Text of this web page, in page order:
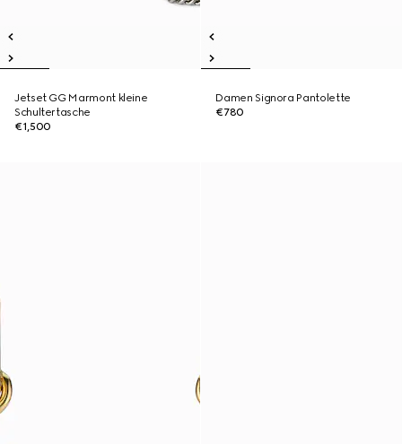
Jetset GG Marmont kleine
Schultertasche
€1,500
Damen Signora Pantolette
€780